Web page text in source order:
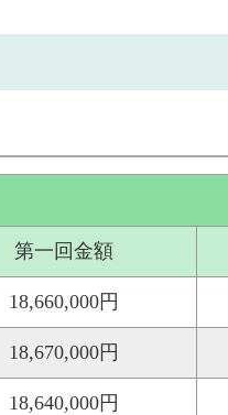
第一回金額
18,660,000円
18,670,000円
18,640,000円